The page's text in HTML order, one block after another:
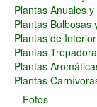
Carencias
Fotos
Flores y
Árboles y
Arbustos y
Plantas Anuales
Plantas Bulbosas
Plantas de Interior
Plantas
Plantas
Plantas
Fotos